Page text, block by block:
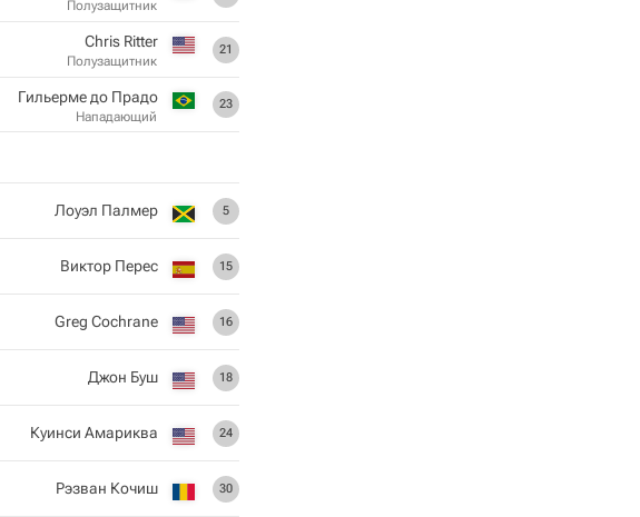
Полузащитник
21
Chris Ritter
Полузащитник
23
Гильерме до Прадо
Нападающий
5
Лоуэл Палмер
15
Виктор Перес
16
Greg Cochrane
18
Джон Буш
24
Куинси Амариква
30
Рэзван Кочиш